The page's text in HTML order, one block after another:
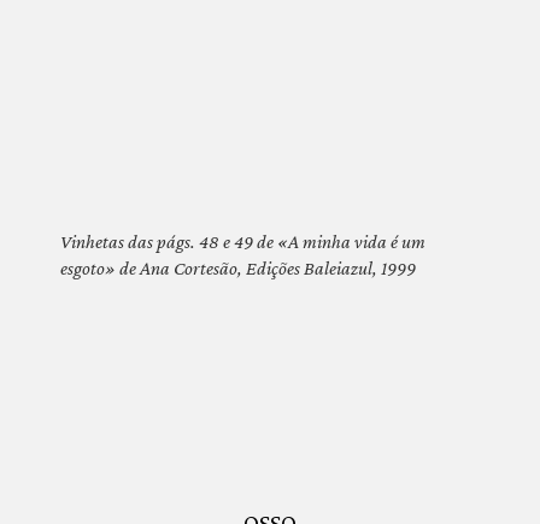
Vinhetas das págs. 48 e 49 de «A minha vida é um
esgoto» de Ana Cortesão, Edições Baleiazul, 1999